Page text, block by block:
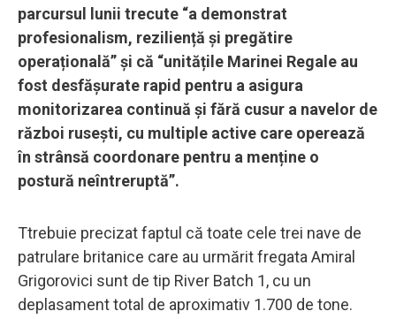
parcursul lunii trecute “a demonstrat
profesionalism, reziliență și pregătire
operațională” și că “unitățile Marinei Regale au
fost desfășurate rapid pentru a asigura
monitorizarea continuă și fără cusur a navelor de
război rusești, cu multiple active care operează
în strânsă coordonare pentru a menține o
postură neîntreruptă”.
Ttrebuie precizat faptul că toate cele trei nave de
patrulare britanice care au urmărit fregata Amiral
Grigorovici sunt de tip River Batch 1, cu un
deplasament total de aproximativ 1.700 de tone.